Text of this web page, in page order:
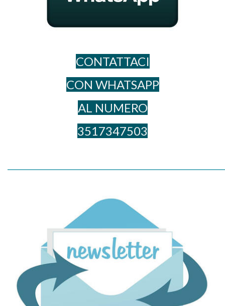
CONTATTACI
CON WHATSAPP
AL NUME​RO
3517347503